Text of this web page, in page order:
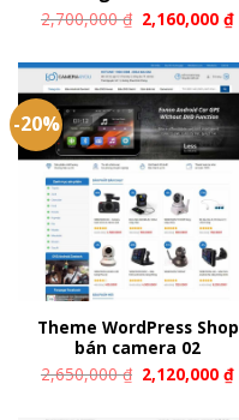
2,700,000₫ 2,160,000₫
-20%
Theme WordPress Shop
bán camera 02
2,650,000₫ 2,120,000₫